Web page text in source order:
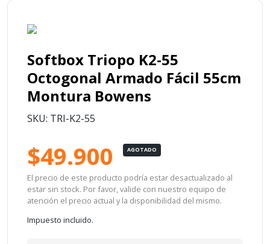
Softbox Triopo K2-55
Octogonal Armado Fácil 55cm
Montura Bowens
SKU: TRI-K2-55
$49.900 AGOTADO
El precio de este producto podría estar desactualizado al
estar sin stock. Por favor, valide con nuestro equipo de
atención el precio actual y la disponibilidad del mismo.
Impuesto incluido.